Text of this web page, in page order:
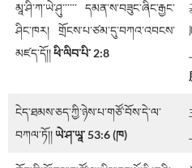
མཱ་ཤི་ཀ་ཡེ་ཤུ་་་་་་ དམན་ས་བཟུང་ཞིང་རྒྱང་
ཤིང་ཁར། གྲོངས་པ་ཙམ་དུ་བཀའ་འབངས་
མཛད་དོ།།ཕི་ལིབ་པི་ 2:8
ངེད་ཐམས་ཅད་ཀྱི་ཉེས་པ་གཙོ་བོས་དེ་ལ་
བཀལ་ཏོ།།ཡེ་ཤ་ཡཱ་ 53:6 (ཁ)